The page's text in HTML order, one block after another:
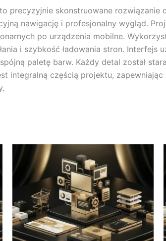
precyzyjnie skonstruowane rozwiązanie
nawigację i profesjonalny wygląd.
po urządzenia mobilne.
i szybkość ładowania stron. Interfejs
paletę barw. Każdy detal został
integralną częścią projektu,